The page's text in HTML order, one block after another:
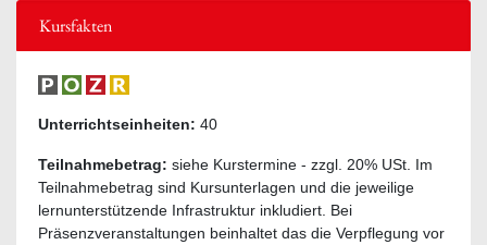
Kursfakten
Unterrichtseinheiten: 40
Teilnahmebetrag: siehe Kurstermine - zzgl. 20% USt. Im
Teilnahmebetrag sind Kursunterlagen und die jeweilige
lernunterstützende Infrastruktur inkludiert. Bei
Präsenzveranstaltungen beinhaltet das die Verpflegung vor